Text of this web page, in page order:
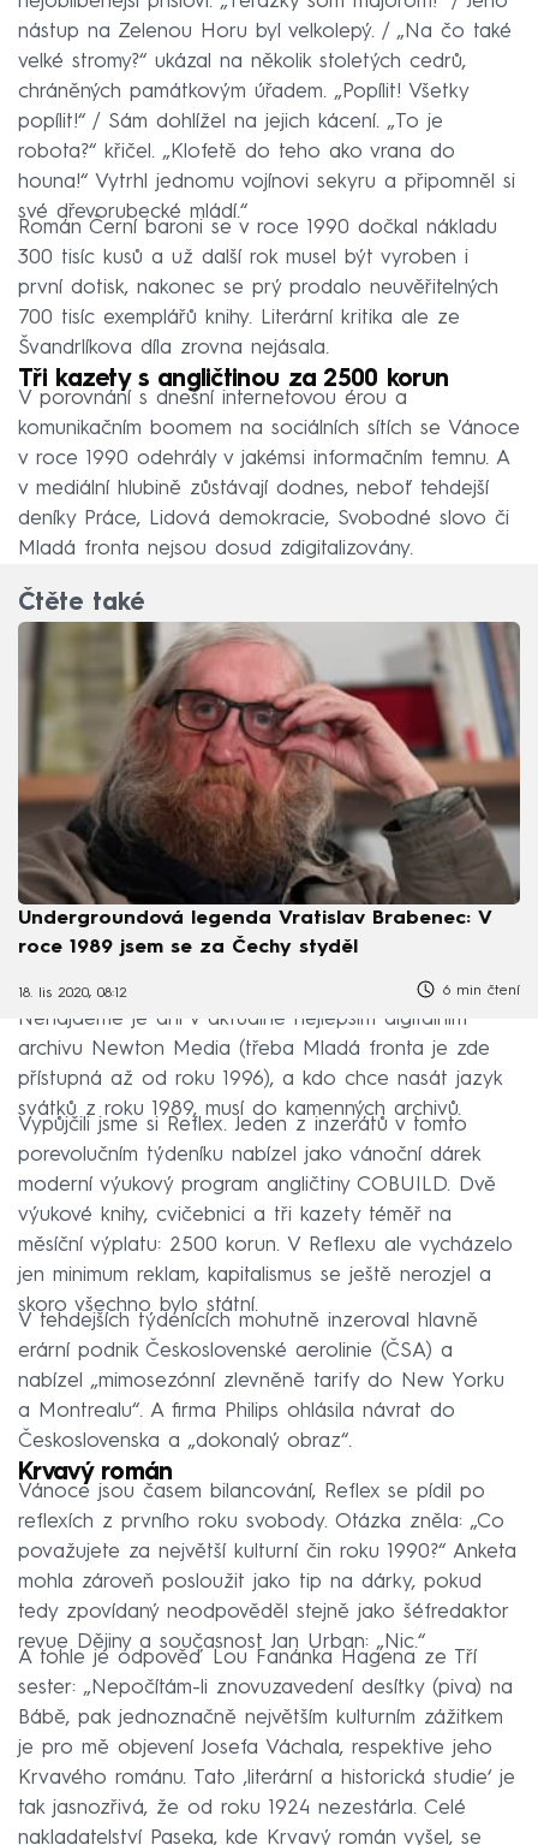
nástup na Zelenou Horu byl velkolepý. / „Na čo také
velké stromy?“ ukázal na několik stoletých cedrů,
chráněných památkovým úřadem. „Popílit! Všetky
popílit!“ / Sám dohlížel na jejich kácení. „To je
robota?“ křičel. „Klofetě do teho ako vrana do
houna!“ Vytrhl jednomu vojínovi sekyru a připomněl si
své dřevorubecké mládí.“
Román Černí baroni se v roce 1990 dočkal nákladu
300 tisíc kusů a už další rok musel být vyroben i
první dotisk, nakonec se prý prodalo neuvěřitelných
700 tisíc exemplářů knihy. Literární kritika ale ze
Švandrlíkova díla zrovna nejásala.
Tři kazety s angličtinou za 2500 korun
V porovnání s dnešní internetovou érou a
komunikačním boomem na sociálních sítích se Vánoce
v roce 1990 odehrály v jakémsi informačním temnu. A
v mediální hlubině zůstávají dodnes, neboť tehdejší
deníky Práce, Lidová demokracie, Svobodné slovo či
Mladá fronta nejsou dosud zdigitalizovány.
Čtěte také
Undergroundová legenda Vratislav Brabenec: V
roce 1989 jsem se za Čechy styděl
18. lis 2020, 08:12 6 min čtení
Nenajdeme je ani v aktuálně nejlepším digitálním
archivu Newton Media (třeba Mladá fronta je zde
přístupná až od roku 1996), a kdo chce nasát jazyk
svátků z roku 1989, musí do kamenných archivů.
Vypůjčili jsme si Reflex. Jeden z inzerátů v tomto
porevolučním týdeníku nabízel jako vánoční dárek
moderní výukový program angličtiny COBUILD. Dvě
výukové knihy, cvičebnici a tři kazety téměř na
měsíční výplatu: 2500 korun. V Reflexu ale vycházelo
jen minimum reklam, kapitalismus se ještě nerozjel a
skoro všechno bylo státní.
V tehdejších týdenících mohutně inzeroval hlavně
erární podnik Československé aerolinie (ČSA) a
nabízel „mimosezónní zlevněně tarify do New Yorku
a Montrealu“. A firma Philips ohlásila návrat do
Československa a „dokonalý obraz“.
Krvavý román
Vánoce jsou časem bilancování, Reflex se pídil po
reflexích z prvního roku svobody. Otázka zněla: „Co
považujete za největší kulturní čin roku 1990?“ Anketa
mohla zároveň posloužit jako tip na dárky, pokud
tedy zpovídaný neodpověděl stejně jako šéfredaktor
revue Dějiny a současnost Jan Urban: „Nic.“
A tohle je odpověď Lou Fanánka Hagena ze Tří
sester: „Nepočítám-li znovuzavedení desítky (piva) na
Bábě, pak jednoznačně největším kulturním zážitkem
je pro mě objevení Josefa Váchala, respektive jeho
Krvavého románu. Tato ‚literární a historická studie‘ je
tak jasnozřivá, že od roku 1924 nezestárla. Celé
nakladatelství Paseka, kde Krvavý román vyšel, se